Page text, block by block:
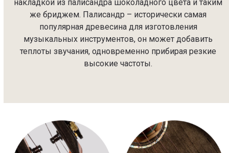
накладкой из палисандра шоколадного цвета и таким
же бриджем. Палисандр – исторически самая
популярная древесина для изготовления
музыкальных инструментов, он может добавить
теплоты звучания, одновременно прибирая резкие
высокие частоты.